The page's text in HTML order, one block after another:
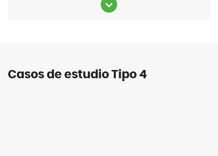
Casos de estudio Tipo 4